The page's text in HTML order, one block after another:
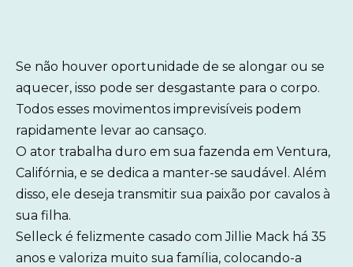
Se não houver oportunidade de se alongar ou se
aquecer, isso pode ser desgastante para o corpo.
Todos esses movimentos imprevisíveis podem
rapidamente levar ao cansaço.
O ator trabalha duro em sua fazenda em Ventura,
Califórnia, e se dedica a manter-se saudável. Além
disso, ele deseja transmitir sua paixão por cavalos à
sua filha.
Selleck é felizmente casado com Jillie Mack há 35
anos e valoriza muito sua família, colocando-a